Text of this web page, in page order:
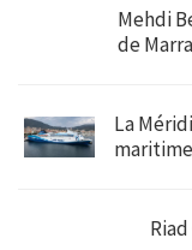
Mehdi
de
La